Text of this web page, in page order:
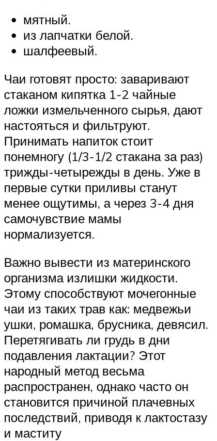
мятный.
из лапчатки белой.
шалфеевый.
Чаи готовят просто: заваривают
стаканом кипятка 1-2 чайные
ложки измельченного сырья, дают
настояться и фильтруют.
Принимать напиток стоит
понемногу (1/3-1/2 стакана за раз)
трижды-четырежды в день. Уже в
первые сутки приливы станут
менее ощутимы, а через 3-4 дня
самочувствие мамы
нормализуется.
Важно вывести из материнского
организма излишки жидкости.
Этому способствуют мочегонные
чаи из таких трав как: медвежьи
ушки, ромашка, брусника, девясил.
Перетягивать ли грудь в дни
подавления лактации? Этот
народный метод весьма
распространен, однако часто он
становится причиной плачевных
последствий, приводя к лактостазу
и маститу